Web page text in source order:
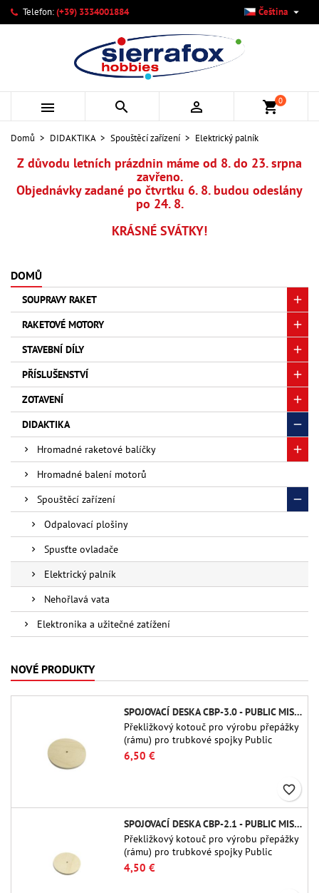
Telefon:(+39) 3334001884 Čeština 
   shopping_cart0
Domů DIDAKTIKA Spouštěcí zařízení Elektrický palník
Z důvodu letních prázdnin máme od 8. do 23. srpna
zavřeno.
Objednávky zadané po čtvrtku 6. 8. budou odeslány
po 24. 8.
KRÁSNÉ SVÁTKY!
DOMŮ
SOUPRAVY RAKET
RAKETOVÉ MOTORY
STAVEBNÍ DÍLY
PŘÍSLUŠENSTVÍ
ZOTAVENÍ
DIDAKTIKA
Hromadné raketové balíčky
Hromadné balení motorů
Spouštěcí zařízení
Odpalovací plošiny
Spusťte ovladače
Elektrický palník
Nehořlavá vata
Elektronika a užitečné zatížení
NOVÉ PRODUKTY
SPOJOVACÍ DESKA CBP-3.0 - PUBLIC MISSILES LTD.
Překližkový kotouč pro výrobu přepážky
(rámu) pro trubkové spojky Public
Missiles Ltd. o průměru 75 mm (PT-
3.0/QT-3.0)
6,50 €
favorite_border
SPOJOVACÍ DESKA CBP-2.1 - PUBLIC MISSILES LTD.
Překližkový kotouč pro výrobu přepážky
(rámu) pro trubkové spojky Public
Missiles Ltd. o průměru 54 mm (PT-2.1
nebo QT-2.1)
4,50 €
Můj seznam přání ×
Vytvořit nový seznam
((modalTitle)) ×
((confirmMessage))
((cancelText)) ((modalDeleteText))
Vytvořit seznam přání ×
Název seznamu přání
Zrušit Vytvořit seznam přání
Přihlásit se ×
Musíte být přihlášen, abyste si mohli výrobky uložit do
svého seznamu přání.
Zrušit Přihlásit se